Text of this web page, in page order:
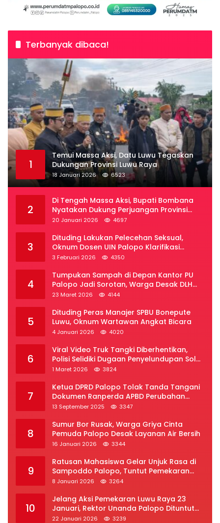
Terbanyak dibaca!
1
Temui Massa Aksi, Datu Luwu Tegaskan
Dukungan Provinsi Luwu Raya
18 Januari 2026 6523
2
Di Tengah Massa Aksi, Bupati Bombana
Nyatakan Dukung Perjuangan Provinsi
Luwu Raya
20 Januari 2026 4697
3
Dituding Lakukan Pelecehan Seksual,
Oknum Dosen UIN Palopo Klarifikasi
Kronologi
3 Februari 2026 4350
4
Tumpukan Sampah di Depan Kantor PU
Palopo Jadi Sorotan, Warga Desak DLH
Segera Bertindak
23 Maret 2026 4144
5
Dituding Peras Manajer SPBU Bonepute
Luwu, Oknum Wartawan Angkat Bicara
4 Januari 2026 4020
6
Viral Video Truk Tangki Diberhentikan,
Polisi Selidiki Dugaan Penyelundupan Solar
Subsidi di Palopo
1 Maret 2026 3824
7
Ketua DPRD Palopo Tolak Tanda Tangani
Dokumen Ranperda APBD Perubahan
2025
13 September 2025 3347
8
Sumur Bor Rusak, Warga Griya Cinta
Pemuda Palopo Desak Layanan Air Bersih
16 Januari 2026 3344
9
Ratusan Mahasiswa Gelar Unjuk Rasa di
Sampoddo Palopo, Tuntut Pemekaran
Provinsi Luwu Raya
8 Januari 2026 3264
10
Jelang Aksi Pemekaran Luwu Raya 23
Januari, Rektor Unanda Palopo Dituntut
Liburkan Mahasiswa
22 Januari 2026 3239